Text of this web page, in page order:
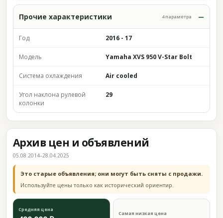
Прочие характеристики 4 параметра
Год 2016 - 17
Модель Yamaha XVS 950 V-Star Bolt
Система охлаждения Air cooled
Угол наклона рулевой
колонки
29
Архив цен и объявлений
05.08.2014–28.04.2025
Это старые объявления; они могут быть сняты с продажи.
Используйте цены только как исторический ориентир.
Средняя цена
Самая низкая цена